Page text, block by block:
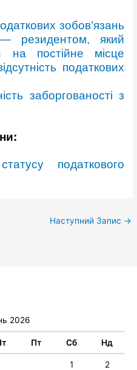
зобов’язань
резидентом, який
на постійне місце
податкових
заборгованості з
податкового
Наступний Запис →
2026
Пт Сб Нд
1
2